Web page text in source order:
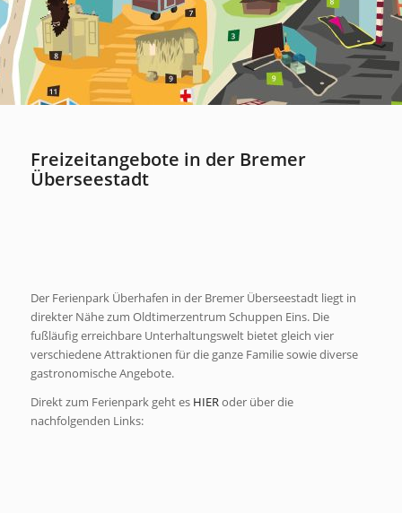
Freizeitangebote in der Bremer
Überseestadt
Der Ferienpark Überhafen in der Bremer Überseestadt liegt in
direkter Nähe zum Oldtimerzentrum Schuppen Eins. Die
fußläufig erreichbare Unterhaltungswelt bietet gleich vier
verschiedene Attraktionen für die ganze Familie sowie diverse
gastronomische Angebote.
Direkt zum Ferienpark geht es HIERoder über die
nachfolgenden Links: